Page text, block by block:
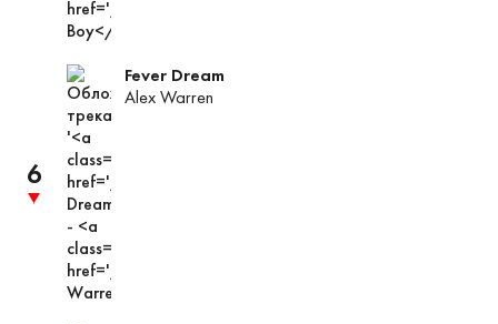
трек
опустился
чарте
позиции
6
Fever Dream
Alex Warren